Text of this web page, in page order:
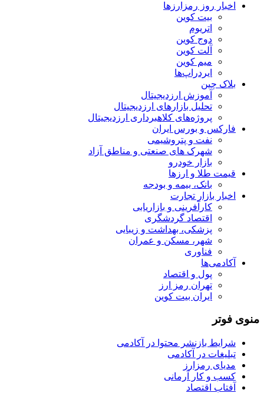
اخبار روز رمزارزها
بیت کوین
اتریوم
دوج کوین
آلت کوین
میم کوین‌
ایردراپ‌ها
بلاک چین
آموزش ارزدیجیتال
تحلیل بازارهای ارزدیجیتال
پروژه‌های کلاهبرداری ارزدیجیتال
فارکس و بورس ایران
نفت و پتروشیمی
شهرک های صنعتی و مناطق آزاد
بازار خودرو
قیمت طلا و ارزها
بانک، بیمه و بودجه
اخبار بازار تجارت
کارآفرینی و بازاریابی
اقتصاد گردشگری
پزشکی، بهداشت و زیبایی
شهر، مسکن و عمران
فناوری
آکادمی‌ها
پول و اقتصاد
تهران رمز ارز
ایران بیت کوین
منوی فوتر
شرایط بازنشر محتوا در آکادمی
تبلیغات در آکادمی
مدیای رمزارز
کسب و کار آرمانی
آفتاب اقتصاد